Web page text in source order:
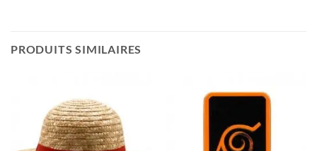
PRODUITS SIMILAIRES